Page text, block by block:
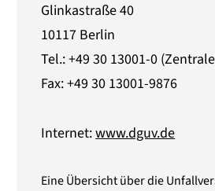
Glinkastraße 40
10117 Berlin
Tel.: +49 30 13001-0
Fax: +49 30 13001-9876
Internet:www.dguv.de
Eine Übersicht über die